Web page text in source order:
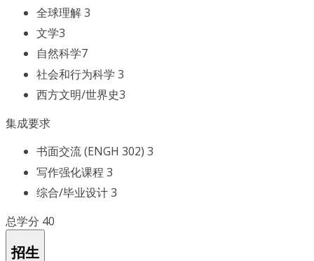
全球理解 3
文学3
自然科学7
社会和行为科学 3
西方文明/世界史3
集成要求
书面交流 (ENGH 302) 3
写作强化课程 3
综合/毕业设计 3
总学分 40
招生